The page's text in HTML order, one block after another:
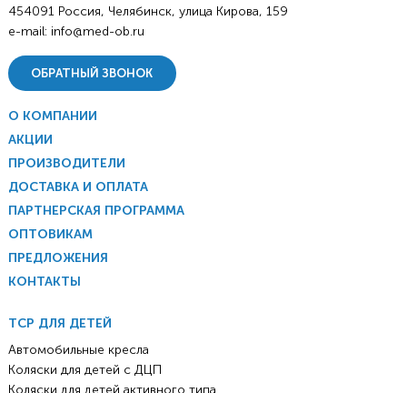
454091 Россия, Челябинск, улица Кирова, 159
e-mail: info@med-ob.ru
ОБРАТНЫЙ ЗВОНОК
О КОМПАНИИ
АКЦИИ
ПРОИЗВОДИТЕЛИ
ДОСТАВКА И ОПЛАТА
ПАРТНЕРСКАЯ ПРОГРАММА
ОПТОВИКАМ
ПРЕДЛОЖЕНИЯ
КОНТАКТЫ
ТСР ДЛЯ ДЕТЕЙ
Автомобильные кресла
Коляски для детей с ДЦП